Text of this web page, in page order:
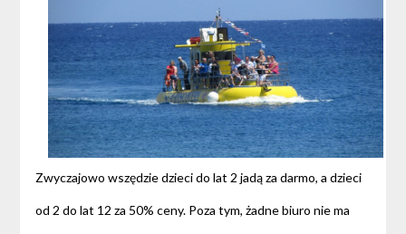
Zwyczajowo wszędzie dzieci do lat 2 jadą za darmo, a dzieci
od 2 do lat 12 za 50% ceny. Poza tym, żadne biuro nie ma